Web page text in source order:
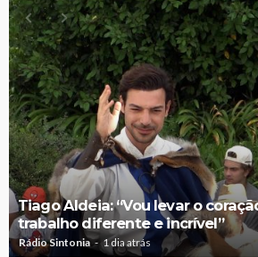
Tiago Aldeia: “Vou levar o
trabalho diferente e incrível”
Rádio Sintonia 1 dia atrás